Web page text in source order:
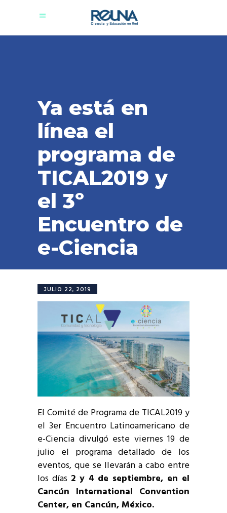
Ya está en
línea el
programa de
TICAL2019 y
el 3º
Encuentro de
e-Ciencia
JULIO 22, 2019
El Comité de Programa de TICAL2019 y
el 3er Encuentro Latinoamericano de
e-Ciencia divulgó este viernes 19 de
julio el programa detallado de los
eventos, que se llevarán a cabo entre
los días 2 y 4 de septiembre, en el
Cancún International Convention
Center, en Cancún, México.